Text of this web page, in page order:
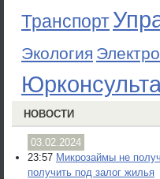
Транспорт
Экология
НОВОСТИ
03.02.2024
23:57 Микрозаймы не
получить под залог жилья